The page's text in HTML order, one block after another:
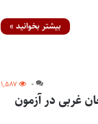
بیشتر بخوانید »
۰ ۱,۵۸۷
غربی در آزمون